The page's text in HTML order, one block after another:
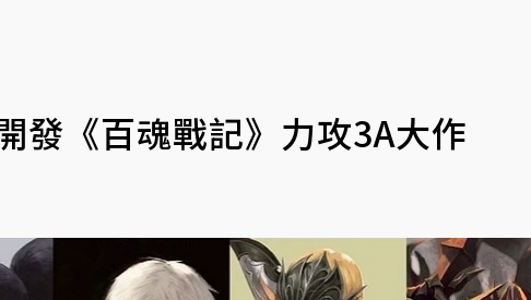
發《百魂戰記》力攻3A大作